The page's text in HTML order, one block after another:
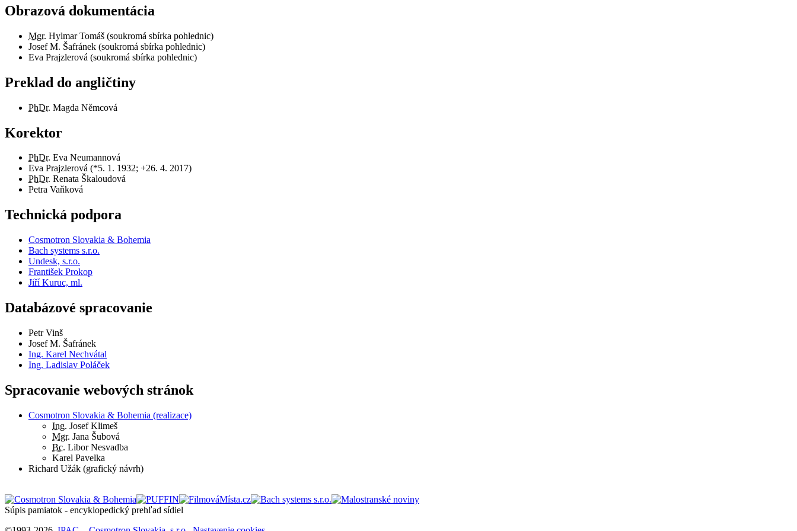
Obrazová dokumentácia
Mgr. Hylmar Tomáš (soukromá sbírka pohlednic)
Josef M. Šafránek (soukromá sbírka pohlednic)
Eva Prajzlerová (soukromá sbírka pohlednic)
Preklad do angličtiny
PhDr. Magda Němcová
Korektor
PhDr. Eva Neumannová
Eva Prajzlerová (*5. 1. 1932; +26. 4. 2017)
PhDr. Renata Škaloudová
Petra Vaňková
Technická podpora
Cosmotron Slovakia & Bohemia
Bach systems s.r.o.
Undesk, s.r.o.
František Prokop
Jiří Kuruc, ml.
Databázové spracovanie
Petr Vinš
Josef M. Šafránek
Ing. Karel Nechvátal
Ing. Ladislav Poláček
Spracovanie webových stránok
Cosmotron Slovakia & Bohemia (realizace)
Ing. Josef Klimeš
Mgr. Jana Šubová
Bc. Libor Nesvadba
Karel Pavelka
Richard Užák (grafický návrh)
Súpis pamiatok - encyklopedický prehľad sídiel